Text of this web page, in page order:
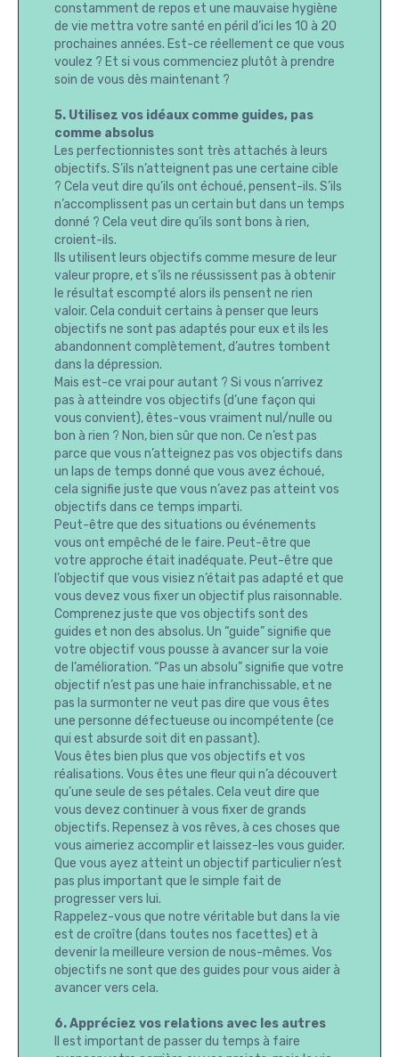
constamment de repos et une mauvaise hygiène
de vie mettra votre santé en péril d’ici les 10 à 20
prochaines années. Est-ce réellement ce que vous
voulez ? Et si vous commenciez plutôt à prendre
soin de vous dès maintenant ?
5. Utilisez vos idéaux comme guides, pas
comme absolus
Les perfectionnistes sont très attachés à leurs
objectifs. S’ils n’atteignent pas une certaine cible
? Cela veut dire qu’ils ont échoué, pensent-ils. S’ils
n’accomplissent pas un certain but dans un temps
donné ? Cela veut dire qu’ils sont bons à rien,
croient-ils.
Ils utilisent leurs objectifs comme mesure de leur
valeur propre, et s’ils ne réussissent pas à obtenir
le résultat escompté alors ils pensent ne rien
valoir. Cela conduit certains à penser que leurs
objectifs ne sont pas adaptés pour eux et ils les
abandonnent complètement, d’autres tombent
dans la dépression.
Mais est-ce vrai pour autant ? Si vous n’arrivez
pas à atteindre vos objectifs (d’une façon qui
vous convient), êtes-vous vraiment nul/nulle ou
bon à rien ? Non, bien sûr que non. Ce n’est pas
parce que vous n’atteignez pas vos objectifs dans
un laps de temps donné que vous avez échoué,
cela signifie juste que vous n’avez pas atteint vos
objectifs dans ce temps imparti.
Peut-être que des situations ou événements
vous ont empêché de le faire. Peut-être que
votre approche était inadéquate. Peut-être que
l’objectif que vous visiez n’était pas adapté et que
vous devez vous fixer un objectif plus raisonnable.
Comprenez juste que vos objectifs sont des
guides et non des absolus. Un “guide” signifie que
votre objectif vous pousse à avancer sur la voie
de l’amélioration. “Pas un absolu” signifie que votre
objectif n’est pas une haie infranchissable, et ne
pas la surmonter ne veut pas dire que vous êtes
une personne défectueuse ou incompétente (ce
qui est absurde soit dit en passant).
Vous êtes bien plus que vos objectifs et vos
réalisations. Vous êtes une fleur qui n’a découvert
qu’une seule de ses pétales. Cela veut dire que
vous devez continuer à vous fixer de grands
objectifs. Repensez à vos rêves, à ces choses que
vous aimeriez accomplir et laissez-les vous guider.
Que vous ayez atteint un objectif particulier n’est
pas plus important que le simple fait de
progresser vers lui.
Rappelez-vous que notre véritable but dans la vie
est de croître (dans toutes nos facettes) et à
devenir la meilleure version de nous-mêmes. Vos
objectifs ne sont que des guides pour vous aider à
avancer vers cela.
6. Appréciez vos relations avec les autres
Il est important de passer du temps à faire